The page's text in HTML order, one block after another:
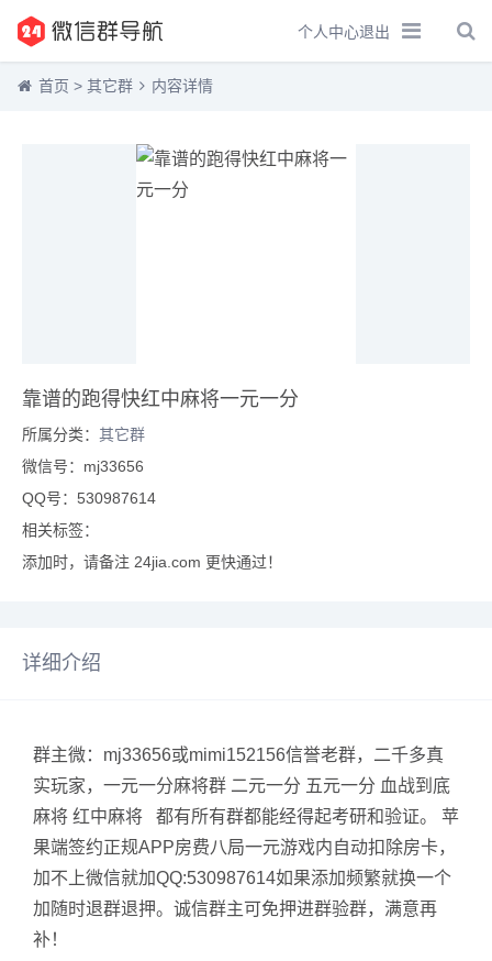
个人中心退出
首页 > 其它群 内容详情
靠谱的跑得快红中麻将一元一分
所属分类： 其它群
微信号：mj33656
QQ号：530987614
相关标签：
添加时，请备注 24jia.com 更快通过！
详细介绍
群主微：mj33656或mimi152156信誉老群，二千多真
实玩家，一元一分麻将群 二元一分 五元一分 血战到底
麻将 红中麻将 都有所有群都能经得起考研和验证。 苹
果端签约正规APP房费八局一元游戏内自动扣除房卡，
加不上微信就加QQ:530987614如果添加频繁就换一个
加随时退群退押。诚信群主可免押进群验群，满意再
补！